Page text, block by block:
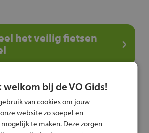
het veilig fietsen
welkom bij de VO Gids!
van cookies om jouw
website zo soepel en
mogelijk te maken. Deze zorgen